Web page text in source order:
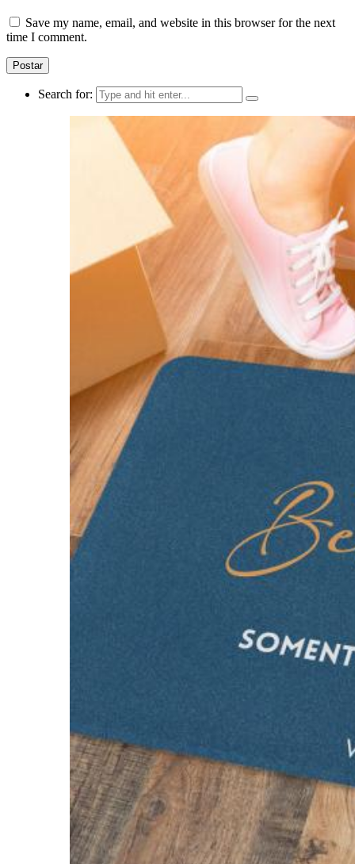
Save my name, email, and website in this browser for the next
time I comment.
Search for: